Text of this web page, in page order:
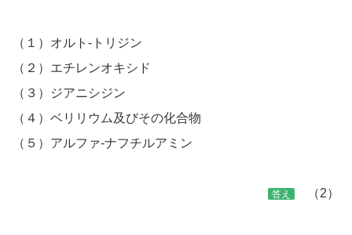
（１）オルト-トリジン
（２）エチレンオキシド
（３）ジアニシジン
（４）ベリリウム及びその化合物
（５）アルファ-ナフチルアミン
答え （2）